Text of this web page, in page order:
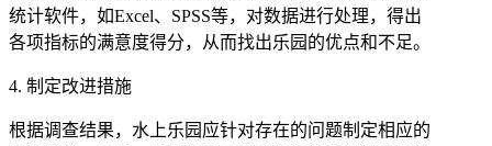
统计软件，如Excel、SPSS等，对数据进行处理，得出
各项指标的满意度得分，从而找出乐园的优点和不足。
4. 制定改进措施
根据调查结果，水上乐园应针对存在的问题制定相应的